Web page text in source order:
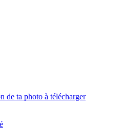
de ta photo à télécharger